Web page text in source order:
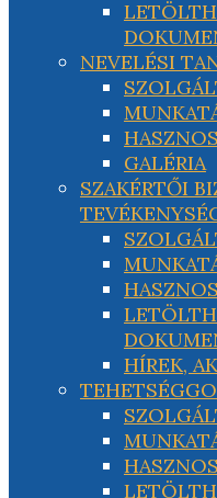
NEVELÉSI
GALÉRIA
SZAKÉRTŐI
HÍREK,